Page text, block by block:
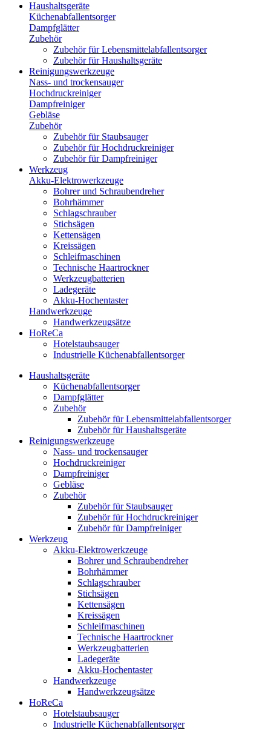
Haushaltsgeräte
Küchenabfallentsorger
Dampfglätter
Zubehör
Zubehör für Lebensmittelabfallentsorger
Zubehör für Haushaltsgeräte
Reinigungswerkzeuge
Nass- und trockensauger
Hochdruckreiniger
Dampfreiniger
Gebläse
Zubehör
Zubehör für Staubsauger
Zubehör für Hochdruckreiniger
Zubehör für Dampfreiniger
Werkzeug
Akku-Elektrowerkzeuge
Bohrer und Schraubendreher
Bohrhämmer
Schlagschrauber
Stichsägen
Kettensägen
Kreissägen
Schleifmaschinen
Technische Haartrockner
Werkzeugbatterien
Ladegeräte
Akku-Hochentaster
Handwerkzeuge
Handwerkzeugsätze
HoReCa
Hotelstaubsauger
Industrielle Küchenabfallentsorger
Haushaltsgeräte
Küchenabfallentsorger
Dampfglätter
Zubehör
Zubehör für Lebensmittelabfallentsorger
Zubehör für Haushaltsgeräte
Reinigungswerkzeuge
Nass- und trockensauger
Hochdruckreiniger
Dampfreiniger
Gebläse
Zubehör
Zubehör für Staubsauger
Zubehör für Hochdruckreiniger
Zubehör für Dampfreiniger
Werkzeug
Akku-Elektrowerkzeuge
Bohrer und Schraubendreher
Bohrhämmer
Schlagschrauber
Stichsägen
Kettensägen
Kreissägen
Schleifmaschinen
Technische Haartrockner
Werkzeugbatterien
Ladegeräte
Akku-Hochentaster
Handwerkzeuge
Handwerkzeugsätze
HoReCa
Hotelstaubsauger
Industrielle Küchenabfallentsorger